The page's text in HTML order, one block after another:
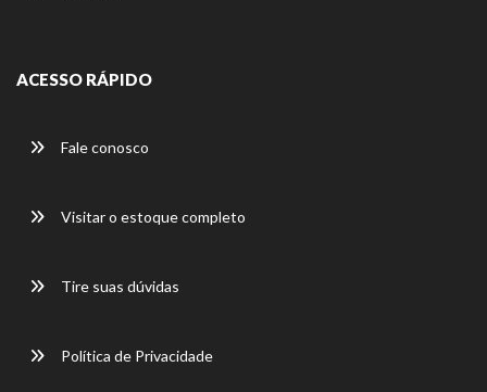
ACESSO RÁPIDO
Fale conosco
Visitar o estoque completo
Tire suas dúvidas
Política de Privacidade